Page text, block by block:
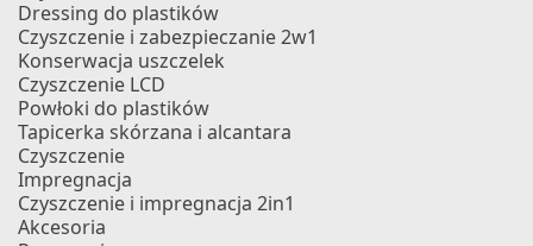
Dressing do plastików
Czyszczenie i zabezpieczanie 2w1
Konserwacja uszczelek
Czyszczenie LCD
Powłoki do plastików
Tapicerka skórzana i alcantara
Czyszczenie
Impregnacja
Czyszczenie i impregnacja 2in1
Akcesoria